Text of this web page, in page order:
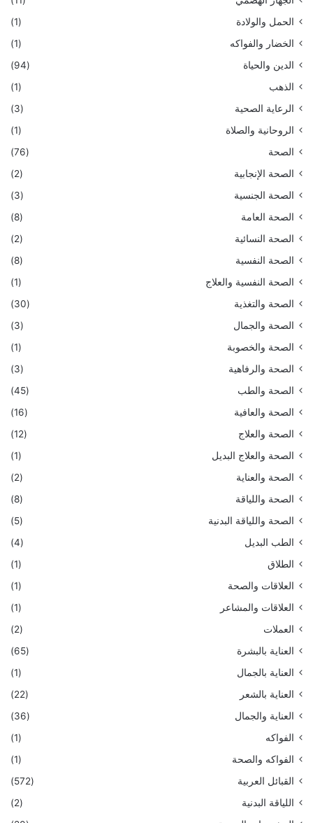
الحمل والولادة
(1)
الخضار والفواكه
(1)
الدين والحياة
(94)
الذهب
(1)
الرعاية الصحية
(3)
الروحانية والصلاة
(1)
الصحة
(76)
الصحة الإنجابية
(2)
الصحة الجنسية
(3)
الصحة العامة
(8)
الصحة النسائية
(2)
الصحة النفسية
(8)
الصحة النفسية والعلاج
(1)
الصحة والتغذية
(30)
الصحة والجمال
(3)
الصحة والخصوبة
(1)
الصحة والرفاهية
(3)
الصحة والطب
(45)
الصحة والعافية
(16)
الصحة والعلاج
(12)
الصحة والعلاج البديل
(1)
الصحة والعناية
(2)
الصحة واللياقة
(8)
الصحة واللياقة البدنية
(5)
الطب البديل
(4)
الطلاق
(1)
العلاقات والصحة
(1)
العلاقات والمشاعر
(1)
العملات
(2)
العناية بالبشرة
(65)
العناية بالجمال
(1)
العناية بالشعر
(22)
العناية والجمال
(36)
الفواكه
(1)
الفواكه والصحة
(1)
القبائل العربية
(572)
اللياقة البدنية
(2)